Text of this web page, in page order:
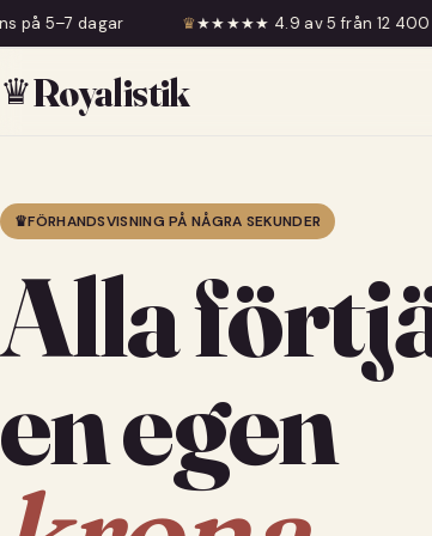
♛★★★★★ 4.9 av 5 från 12 400 kunder ♛Fri
♛Royalistik
♛FÖRHANDSVISNING PÅ NÅGRA SEKUNDER
Alla
en egen